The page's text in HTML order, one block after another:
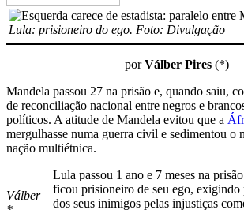
Lula: prisioneiro do ego. Foto: Divulgação
porVálber Pires (*)
Mandela passou 27 na prisão e, quando saiu,
de reconciliação nacional entre negros e
políticos. A atitude de Mandela evitou que a
mergulhasse numa guerra civil e sedimentou o
nação multiétnica.
Válber
*
Lula passou 1 ano e 7 meses na
ficou prisioneiro de seu ego, exigindo
dos seus inimigos pelas injustiças